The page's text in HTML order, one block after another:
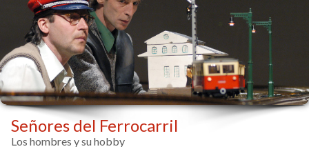
Señores del Ferrocarril
Los hombres y su hobby